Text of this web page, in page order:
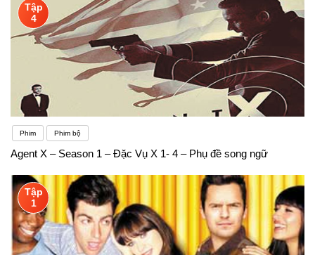
Tập
4
Phim Phim bộ
Agent X – Season 1 – Đặc Vụ X 1- 4 – Phụ đề song ngữ
Tập
1